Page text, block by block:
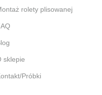
Montaż rolety plisowanej
FAQ
Blog
O sklepie
Kontakt/Próbki